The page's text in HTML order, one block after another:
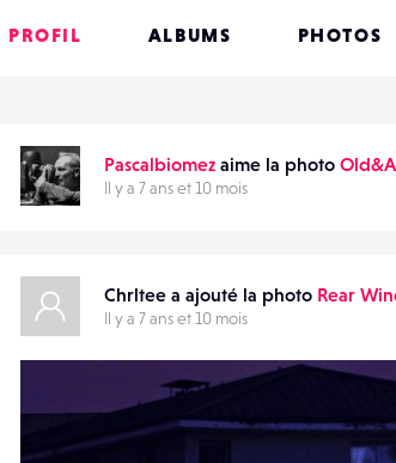
PROFIL ALBUMS PHOTOS
Pascalbiomez aime la photo
Il y a 7 ans et 10 mois
Chrltee a ajouté la photo Rear
Il y a 7 ans et 10 mois